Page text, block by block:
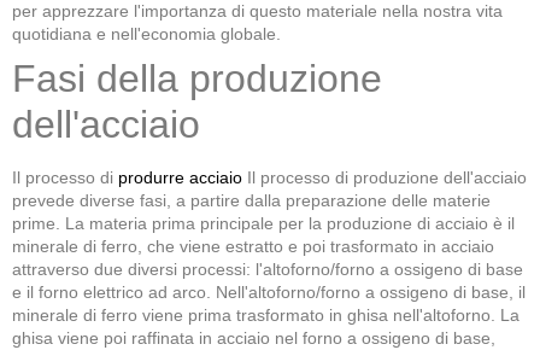
per apprezzare l'importanza di questo materiale nella nostra vita
quotidiana e nell'economia globale.
Fasi della produzione
dell'acciaio
Il processo di produrre acciaio Il processo di produzione dell'acciaio
prevede diverse fasi, a partire dalla preparazione delle materie
prime. La materia prima principale per la produzione di acciaio è il
minerale di ferro, che viene estratto e poi trasformato in acciaio
attraverso due diversi processi: l'altoforno/forno a ossigeno di base
e il forno elettrico ad arco. Nell'altoforno/forno a ossigeno di base, il
minerale di ferro viene prima trasformato in ghisa nell'altoforno. La
ghisa viene poi raffinata in acciaio nel forno a ossigeno di base,